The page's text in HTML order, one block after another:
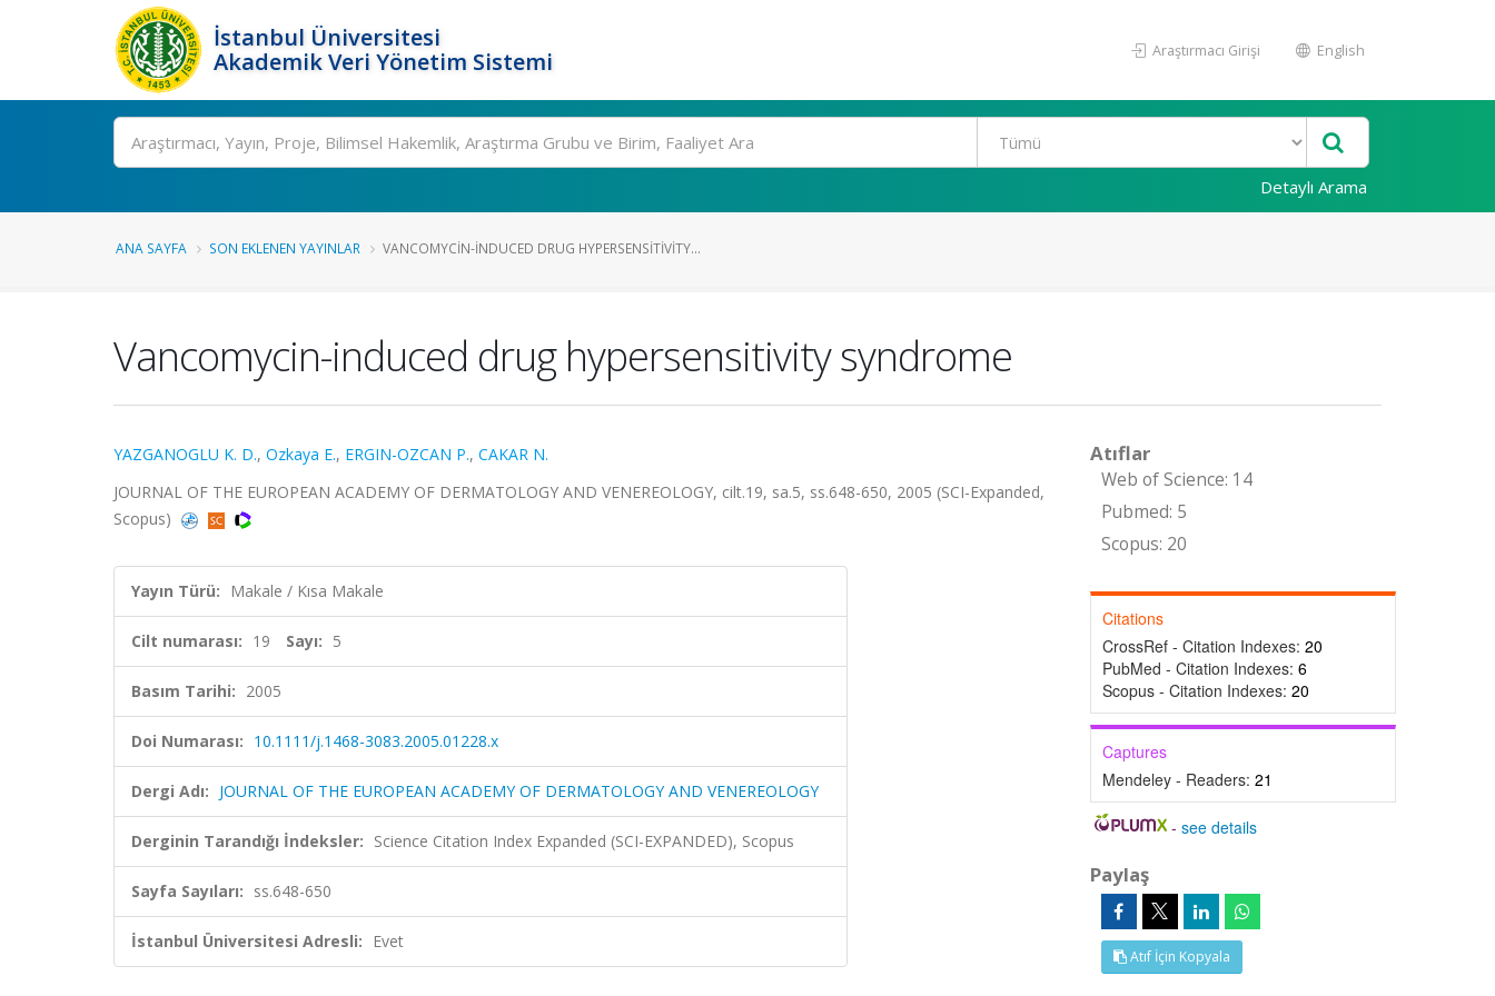
İstanbul Üniversitesi
Akademik Veri Yönetim Sistemi
Araştırmacı Girişi English
Ara
Detaylı Arama
ANA SAYFA SON EKLENEN YAYINLAR VANCOMYCIN-INDUCED DRUG HYPERSENSITIVITY...
Vancomycin-induced drug hypersensitivity syndrome
YAZGANOGLU K. D., Ozkaya E., ERGIN-OZCAN P., CAKAR N.
JOURNAL OF THE EUROPEAN ACADEMY OF DERMATOLOGY AND VENEREOLOGY, cilt.19, sa.5, ss.648-650, 2005 (SCI-Expanded,
Scopus)
Yayın Türü: Makale / Kısa Makale
Cilt numarası: 19 Sayı: 5
Basım Tarihi: 2005
Doi Numarası: 10.1111/j.1468-3083.2005.01228.x
Dergi Adı: JOURNAL OF THE EUROPEAN ACADEMY OF DERMATOLOGY AND VENEREOLOGY
Derginin Tarandığı İndeksler: Science Citation Index Expanded (SCI-EXPANDED), Scopus
Sayfa Sayıları: ss.648-650
İstanbul Üniversitesi Adresli: Evet
Atıflar
Web of Science: 14
Pubmed: 5
Scopus: 20
Citations
CrossRef - Citation Indexes: 20
PubMed - Citation Indexes: 6
Scopus - Citation Indexes: 20
Captures
Mendeley - Readers: 21
-see details
Paylaş
Atıf İçin Kopyala